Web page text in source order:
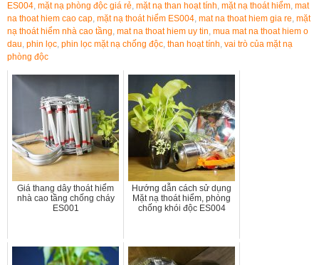
ES004, mặt nạ phòng độc giá rẻ, mặt nạ than hoạt tính, mặt nạ thoát hiểm, mat
na thoat hiem cao cap, mặt nạ thoát hiểm ES004, mat na thoat hiem gia re, mặt
nạ thoát hiểm nhà cao tầng, mat na thoat hiem uy tin, mua mat na thoat hiem o
dau, phin lọc, phin lọc mặt nạ chống độc, than hoạt tính, vai trò của mặt nạ
phòng độc
Giá thang dây thoát hiểm
nhà cao tầng chống cháy
ES001
Hướng dẫn cách sử dụng
Mặt nạ thoát hiểm, phòng
chống khói độc ES004